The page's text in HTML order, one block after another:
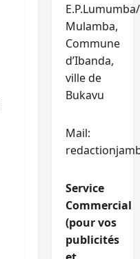
Mulamba,
Commune
d’Ibanda,
ville de
Bukavu
Mail:
Service
Commercial
(pour vos
publicités